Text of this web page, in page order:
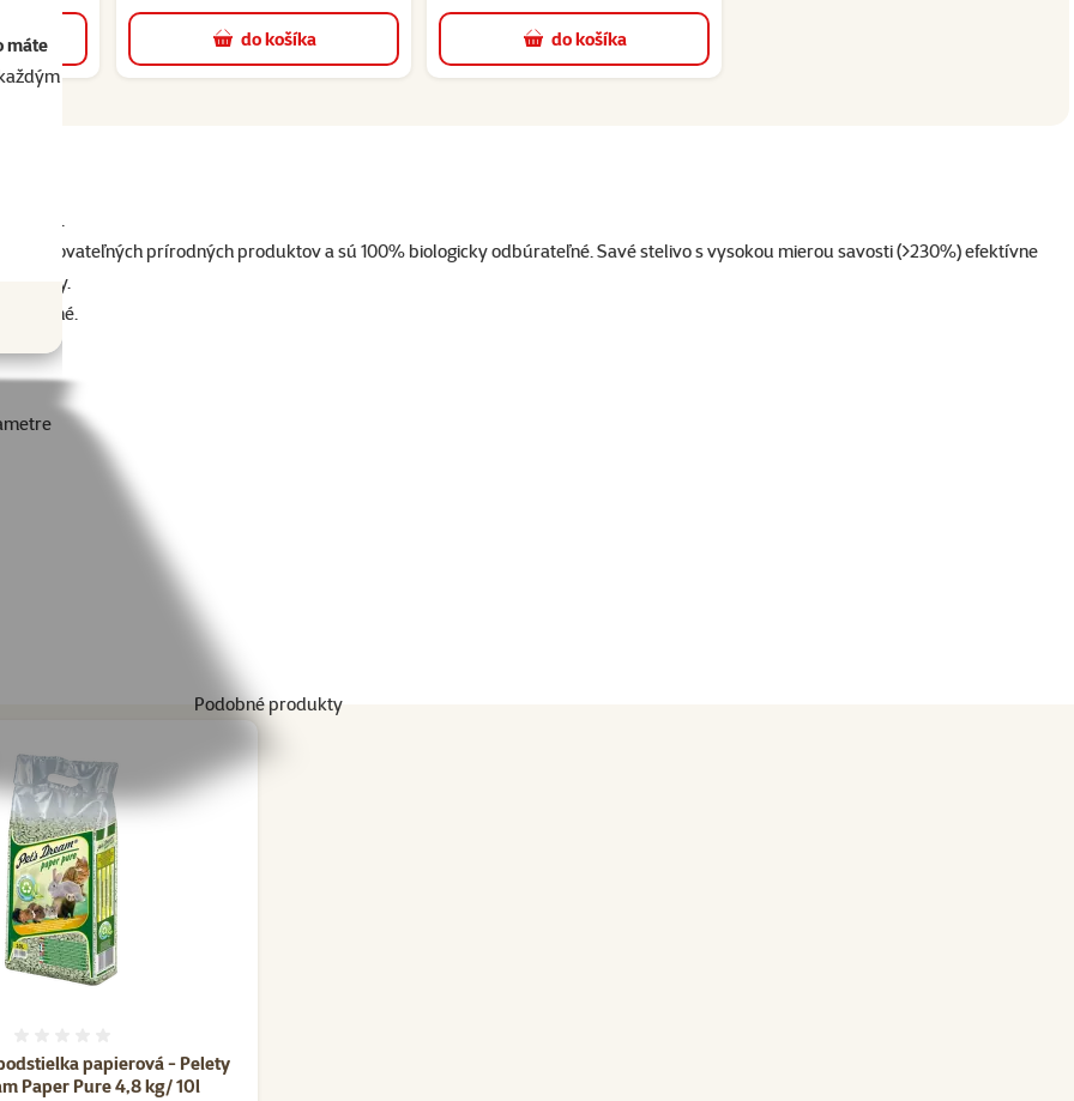
máte
do košíka do košíka
recyklovateľných prírodných produktov a sú 100% biologicky odbúrateľné. Savé stelivo s vysokou mierou savosti (>230%) efektívne
pachy.
Podobné produkty
papierová - Pelety
Paper Pure 4,8 kg/ 10l